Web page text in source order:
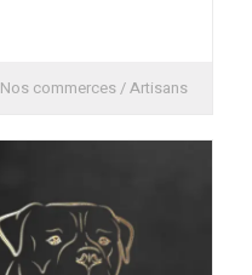
Nos commerces / Artisans